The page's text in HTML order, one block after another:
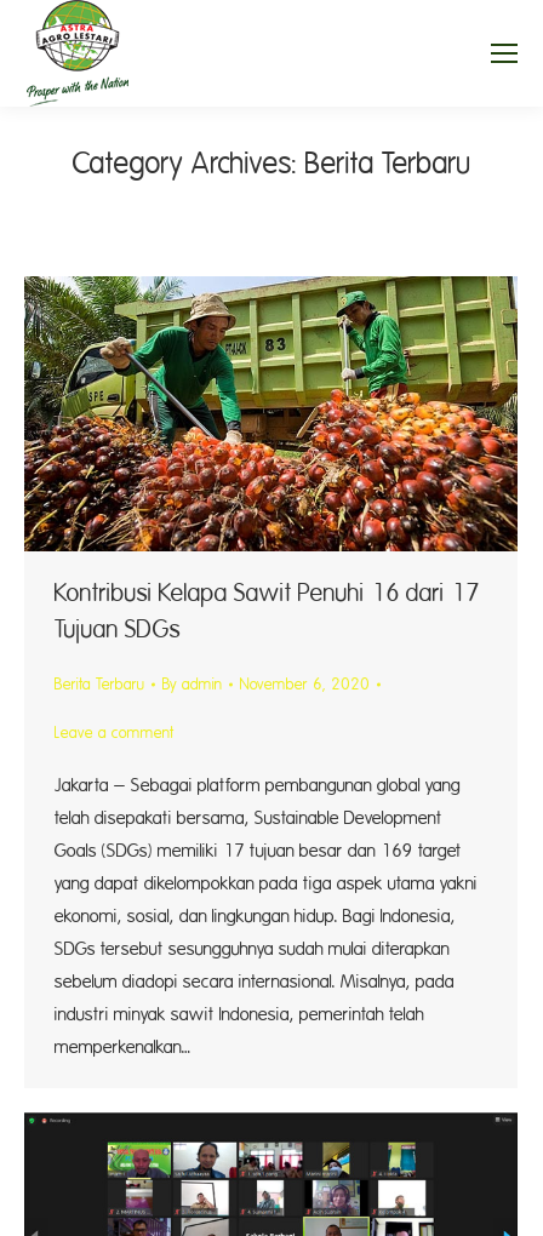
Category Archives: Berita Terbaru
Kontribusi Kelapa Sawit Penuhi 16 dari 17
Tujuan SDGs
Berita Terbaru By admin November 6, 2020
Leave a comment
Jakarta – Sebagai platform pembangunan global yang
telah disepakati bersama, Sustainable Development
Goals (SDGs) memiliki 17 tujuan besar dan 169 target
yang dapat dikelompokkan pada tiga aspek utama yakni
ekonomi, sosial, dan lingkungan hidup. Bagi Indonesia,
SDGs tersebut sesungguhnya sudah mulai diterapkan
sebelum diadopi secara internasional. Misalnya, pada
industri minyak sawit Indonesia, pemerintah telah
memperkenalkan…